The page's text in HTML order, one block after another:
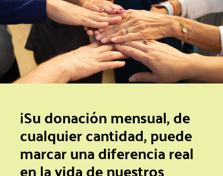
¡Su donación mensual, de
cualquier cantidad, puede
marcar una diferencia real